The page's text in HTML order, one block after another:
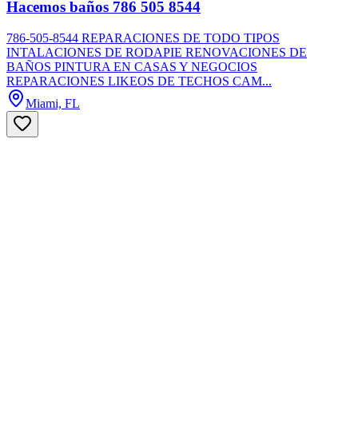
Hacemos baños 786 505 8544
786-505-8544 REPARACIONES DE TODO TIPOS
INTALACIONES DE RODAPIE RENOVACIONES DE
BAÑOS PINTURA EN CASAS Y NEGOCIOS
REPARACIONES LIKEOS DE TECHOS CAM...
Miami, FL